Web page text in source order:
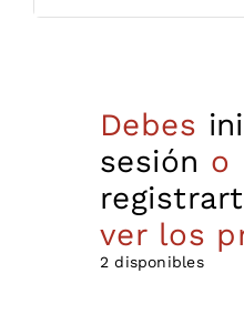
Debes
sesión o
ver los
2 disponibles